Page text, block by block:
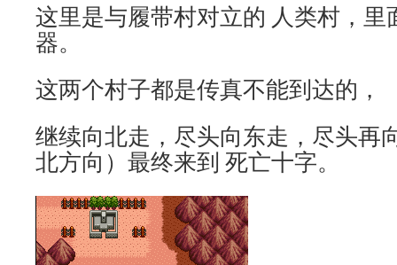
这里是与履带村对立的 人类村，里
器。
这两个村子都是传真不能到达的，
继续向北走，尽头向东走，尽头再
北方向）最终来到 死亡十字。